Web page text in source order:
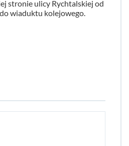
stronie ulicy Rychtalskiej od
wiaduktu kolejowego.